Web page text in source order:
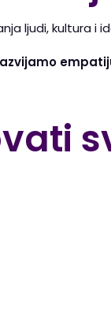
ljudi, kultura i